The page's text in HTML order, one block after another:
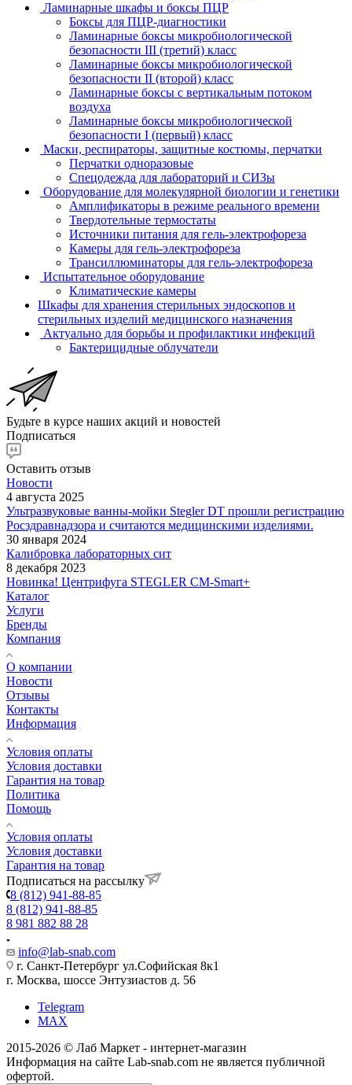
Ламинарные шкафы и боксы ПЦР
Боксы для ПЦР-диагностики
Ламинарные боксы микробиологической
безопасности III (третий) класс
Ламинарные боксы микробиологической
безопасности II (второй) класс
Ламинарные боксы с вертикальным потоком
воздуха
Ламинарные боксы микробиологической
безопасности I (первый) класс
Маски, респираторы, защитные костюмы, перчатки
Перчатки одноразовые
Спецодежда для лабораторий и СИЗы
Оборудование для молекулярной биологии и генетики
Амплификаторы в режиме реального времени
Твердотельные термостаты
Источники питания для гель-электрофореза
Камеры для гель-электрофореза
Трансиллюминаторы для гель-электрофореза
Испытательное оборудование
Климатические камеры
Шкафы для хранения стерильных эндоскопов и
стерильных изделий медицинского назначения
Актуально для борьбы и профилактики инфекций
Бактерицидные облучатели
Будьте в курсе наших акций и новостей
Подписаться
Оставить отзыв
Новости
4 августа 2025
Ультразвуковые ванны-мойки Stegler DT прошли регистрацию
Росздравнадзора и считаются медицинскими изделиями.
30 января 2024
Калибровка лабораторных сит
8 декабря 2023
Новинка! Центрифуга STEGLER CM-Smart+
Каталог
Услуги
Бренды
Компания
О компании
Новости
Отзывы
Контакты
Информация
Условия оплаты
Условия доставки
Гарантия на товар
Политика
Помощь
Условия оплаты
Условия доставки
Гарантия на товар
Подписаться на рассылку
8 (812) 941-88-85
8 (812) 941-88-85
8 981 882 88 28
info@lab-snab.com
г. Санкт-Петербург ул.Софийская 8к1
г. Москва, шоссе Энтузиастов д. 56
Telegram
MAX
2015-2026 © Лаб Маркет - интернет-магазин
Информация на сайте Lab-snab.com не является публичной
офертой.